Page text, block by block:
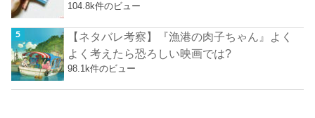
104.8k件のビュー
【ネタバレ考察】『漁港の肉子ちゃん』よく
よく考えたら恐ろしい映画では?
98.1k件のビュー